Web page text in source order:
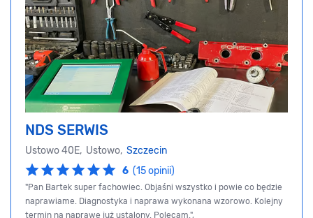
NDS SERWIS
Ustowo 40E, Ustowo, Szczecin
6 (15 opinii)
"Pan Bartek super fachowiec. Objaśni wszystko i powie co będzie
naprawiame. Diagnostyka i naprawa wykonana wzorowo. Kolejny
termin na naprawę już ustalony. Polecam.",